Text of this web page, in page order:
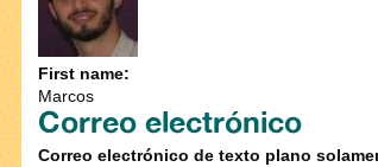
First name:
Marcos
Correo electrónico
Correo electrónico de texto plano